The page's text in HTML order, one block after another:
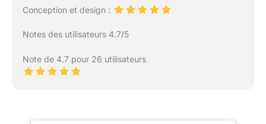
Conception et design :
Notes des utilisateurs 4.7/5
Note de 4.7 pour 26 utilisateurs